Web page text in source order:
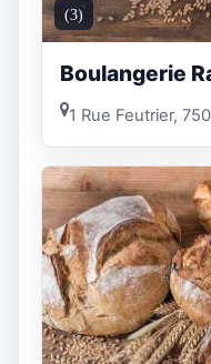
(3)
Boulangerie
1 Rue Feutrier,